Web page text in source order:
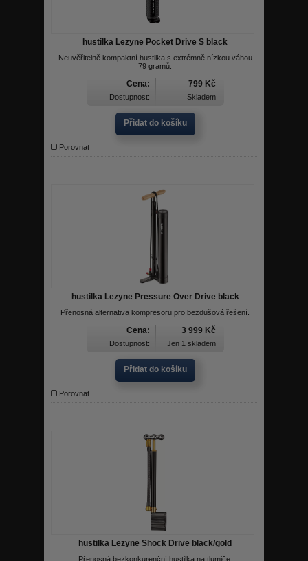
hustilka Lezyne Pocket Drive S black
Neuvěřitelně kompaktní hustilka s extrémně nízkou váhou
79 gramů.
Cena: 799 Kč
Dostupnost: Skladem
Přidat do košíku
Porovnat
hustilka Lezyne Pressure Over Drive black
Přenosná alternativa kompresoru pro bezdušová řešení.
Cena: 3 999 Kč
Dostupnost: Jen 1 skladem
Přidat do košíku
Porovnat
hustilka Lezyne Shock Drive black/gold
Přenosná bezkonkurenční hustilka na tlumiče.